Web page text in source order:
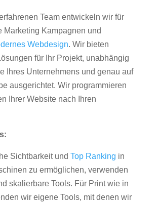
Team entwickeln wir für
Marketing Kampagnen und
Webdesign. Wir bieten
für Ihr Projekt, unabhängig
Ihres Unternehmens und genau auf
ausgerichtet. Wir programmieren
Ihrer Website nach Ihren
Sichtbarkeit und Top Ranking in
zu ermöglichen, verwenden
skalierbare Tools. Für Print wie in
wir eigene Tools, mit denen wir